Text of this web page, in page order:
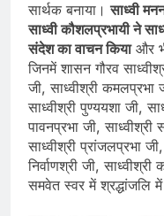
सार्थक बनाया।साध्वी
साध्वी कौशलप्रभायी ने
संदेश का वाचन कियाऔर
जिनमें शासन गौरव
जी, साध्वीश्री कमलप्रभा
साध्वीश्री पुण्ययशा जी,
पावनप्रभा जी, साध्वीश्री
साध्वीश्री प्रांजलप्रभा
निर्वाणश्री जी,
समवेत स्वर में श्रद्धांजलि